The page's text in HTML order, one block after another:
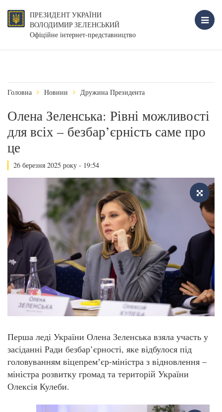
ПРЕЗИДЕНТ УКРАЇНИ
ВОЛОДИМИР ЗЕЛЕНСЬКИЙ
Офіційне інтернет-представництво
Головна Новини Дружина Президента
Олена Зеленська: Рівні можливості
для всіх – безбар’єрність саме про
це
26 березня 2025 року - 19:54
Перша леді України Олена Зеленська взяла участь у
засіданні Ради безбар’єрності, яке відбулося під
головуванням віцепремʼєр-міністра з відновлення –
міністра розвитку громад та територій України
Олексія Кулеби.